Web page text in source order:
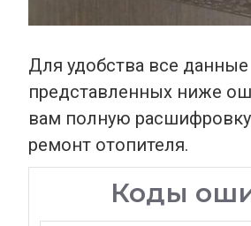
Для удобства все
представленных ниже
вам полную
ремонт отопителя.
Коды